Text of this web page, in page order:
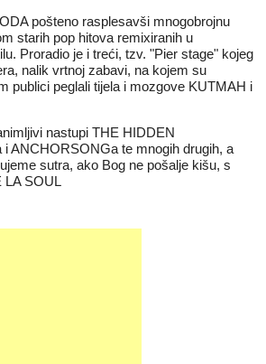
pošteno rasplesavši mnogobrojnu
starih pop hitova remixiranih u
Proradio je i treći, tzv. "Pier stage" kojeg
nalik vrtnoj zabavi, na kojem su
publici peglali tijela i mozgove KUTMAH i
nastupi THE HIDDEN
ANCHORSONGa te mnogih drugih, a
sutra, ako Bog ne pošalje kišu, s
LA SOUL